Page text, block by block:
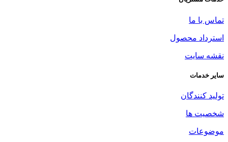
تماس با ما
استرداد محصول
نقشه سایت
سایر خدمات
تولید کنندگان
شخصیت ها
موضوعات